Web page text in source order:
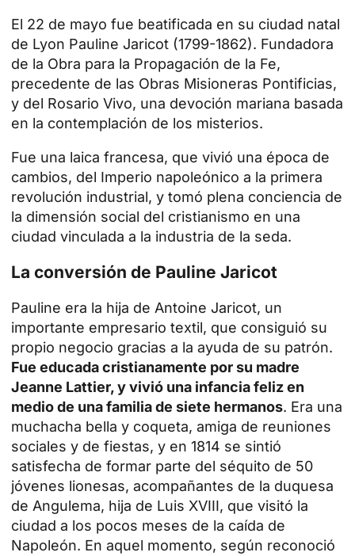
El 22 de mayo fue beatificada en su ciudad natal
de Lyon Pauline Jaricot (1799-1862). Fundadora
de la Obra para la Propagación de la Fe,
precedente de las Obras Misioneras Pontificias,
y del Rosario Vivo, una devoción mariana basada
en la contemplación de los misterios.
Fue una laica francesa, que vivió una época de
cambios, del Imperio napoleónico a la primera
revolución industrial, y tomó plena conciencia de
la dimensión social del cristianismo en una
ciudad vinculada a la industria de la seda.
La conversión de Pauline Jaricot
Pauline era la hija de Antoine Jaricot, un
importante empresario textil, que consiguió su
propio negocio gracias a la ayuda de su patrón.
Fue educada cristianamente por su madre
Jeanne Lattier, y vivió una infancia feliz en
medio de una familia de siete hermanos. Era una
muchacha bella y coqueta, amiga de reuniones
sociales y de fiestas, y en 1814 se sintió
satisfecha de formar parte del séquito de 50
jóvenes lionesas, acompañantes de la duquesa
de Angulema, hija de Luis XVIII, que visitó la
ciudad a los pocos meses de la caída de
Napoleón. En aquel momento, según reconoció